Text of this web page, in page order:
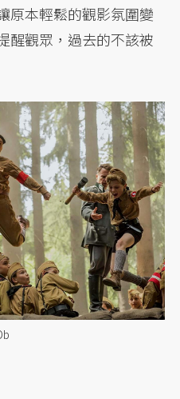
原本輕鬆的觀影氛圍變
醒觀眾，過去的不該被